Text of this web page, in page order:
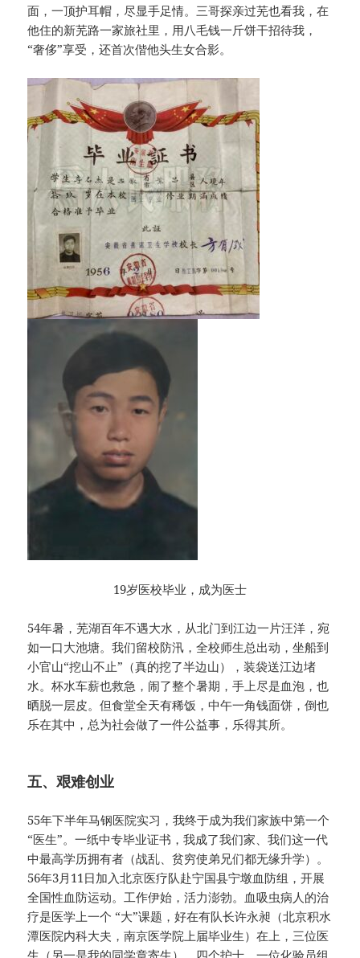
面，一顶护耳帽，尽显手足情。三哥探亲过芜也看我，在
他住的新芜路一家旅社里，用八毛钱一斤饼干招待我，
“奢侈”享受，还首次偕他头生女合影。
19岁医校毕业，成为医士
54年暑，芜湖百年不遇大水，从北门到江边一片汪洋，宛
如一口大池塘。我们留校防汛，全校师生总出动，坐船到
小官山“挖山不止”（真的挖了半边山），装袋送江边堵
水。杯水车薪也救急，闹了整个暑期，手上尽是血泡，也
晒脱一层皮。但食堂全天有稀饭，中午一角钱面饼，倒也
乐在其中，总为社会做了一件公益事，乐得其所。
五、艰难创业
55年下半年马钢医院实习，我终于成为我们家族中第一个
“医生”。一纸中专毕业证书，我成了我们家、我们这一代
中最高学历拥有者（战乱、贫穷使弟兄们都无缘升学）。
56年3月11日加入北京医疗队赴宁国县宁墩血防组，开展
全国性血防运动。工作伊始，活力澎勃。血吸虫病人的治
疗是医学上一个 “大”课题，好在有队长许永昶（北京积水
潭医院内科大夫，南京医学院上届毕业生）在上，三位医
生（另一是我的同学章寄生）、四个护士、一位化验员组